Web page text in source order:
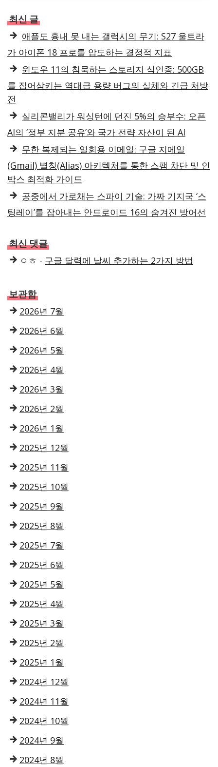
최신 글
애플도 흉내 못 내는 갤럭시의 무기: S27 울트라
가 아이폰 18 프로를 압도하는 결정적 지표
윈도우 11의 침묵하는 스토리지 식인종: 500GB
를 집어삼키는 역대급 용량 버그의 실체와 긴급 처방
전
실리콘밸리가 워싱턴에 던진 5%의 승부수: 오픈
AI의 ‘정부 지분 공유’와 국가 전략 자산이 된 AI
무한 복제되는 일회용 이메일: 구글 지메일
(Gmail) 별칭(Alias) 아키텍처를 통한 스팸 차단 및 인
박스 최적화 가이드
공중에서 가로채는 스파이 기술: 가짜 기지국 ‘스
팅레이’를 잡아내는 안드로이드 16의 숨겨진 방어선
최신 댓글
ㅇㅎ - 구글 달력에 날씨 추가하는 2가지 방법
보관함
2026년 7월
2026년 6월
2026년 5월
2026년 4월
2026년 3월
2026년 2월
2026년 1월
2025년 12월
2025년 11월
2025년 10월
2025년 9월
2025년 8월
2025년 7월
2025년 6월
2025년 5월
2025년 4월
2025년 3월
2025년 2월
2025년 1월
2024년 12월
2024년 11월
2024년 10월
2024년 9월
2024년 8월